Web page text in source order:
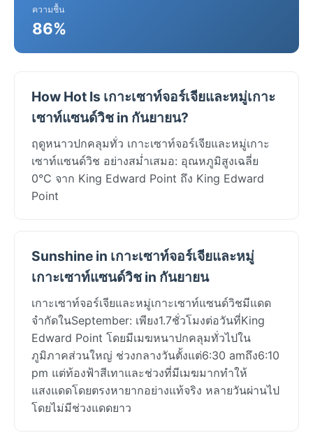
ความชื้น
86%
How Hot Is เกาะเซาท์จอร์เจียและหมู่เกาะ
เซาท์แซนด์วิช in กันยายน?
ฤดูหนาวปกคลุมทั่ว เกาะเซาท์จอร์เจียและหมู่เกาะ
เซาท์แซนด์วิช อย่างสม่ำเสมอ: อุณหภูมิสูงเฉลี่ย
0°C จาก King Edward Point ถึง King Edward
Point
Sunshine in เกาะเซาท์จอร์เจียและหมู่
เกาะเซาท์แซนด์วิช in กันยายน
เกาะเซาท์จอร์เจียและหมู่เกาะเซาท์แซนด์วิชมีแดด
จำกัดในSeptember: เพียง1.7ชั่วโมงต่อวันที่King
Edward Point โดยมีเมฆหนาปกคลุมทั่วไปใน
ภูมิภาคส่วนใหญ่ ช่วงกลางวันตั้งแต่6:30 amถึง6:10
pm แต่ท้องฟ้าสีเทาและช่วงที่มีเมฆมากทำให้
แสงแดดโดยตรงหายากอย่างแท้จริง หลายวันผ่านไป
โดยไม่มีช่วงแดดยาว